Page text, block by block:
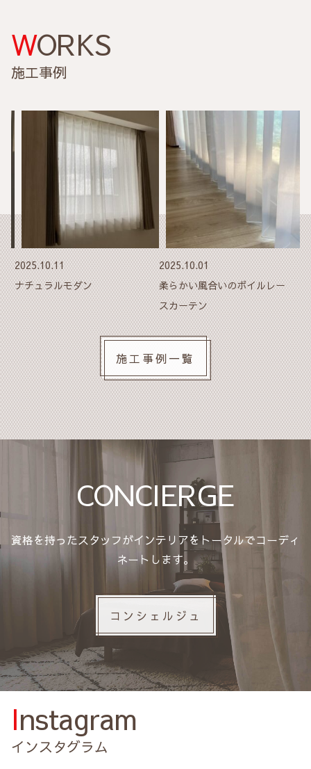
WORKS
施工事例
2025.10.01
柔らかい風合いのボイルレー
スカーテン
2025.09.11
リビングのハグみじゅうたん
施工事例一覧
CONCIERGE
資格を持ったスタッフがインテリアをトータルでコーディ
ネートします。
コンシェルジュ
Instagram
インスタグラム